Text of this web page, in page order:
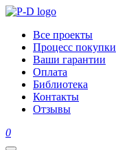
Все проекты
Процесс покупки
Ваши гарантии
Оплата
Библиотека
Контакты
Отзывы
0